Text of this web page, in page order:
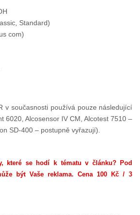
Standard)
com)
v současnosti používá pouze následující
6020, Alcosensor IV CM, Alcotest 7510 –
SD-400 – postupně vyřazují).
které se hodí k tématu v článku? Pod
být Vaše reklama. Cena 100 Kč / 3